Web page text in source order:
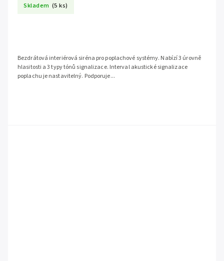
Skladem (5 ks)
Bezdrátová interiérová siréna pro poplachové systémy. Nabízí 3 úrovně
hlasitosti a 3 typy tónů signalizace. Interval akustické signalizace
poplachu je nastavitelný. Podporuje...